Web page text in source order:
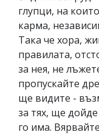
глупци, на
карма,
Така че хора,
правилата,
за нея, не
пропускайте
ще видите -
за тях, ще
го има.